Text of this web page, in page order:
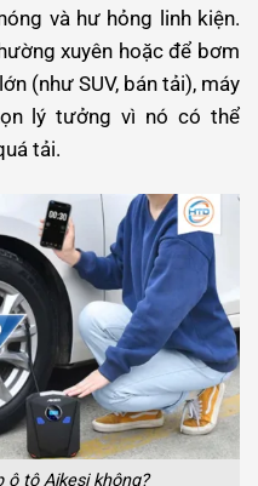
và hư hỏng linh kiện.
xuyên hoặc để bơm
(như SUV, bán tải), máy
lý tưởng vì nó có thể
tải.
ô tô Aikesi không?